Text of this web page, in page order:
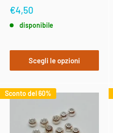
€4,50
disponibile
Scegli le opzioni
Sconto del 60%